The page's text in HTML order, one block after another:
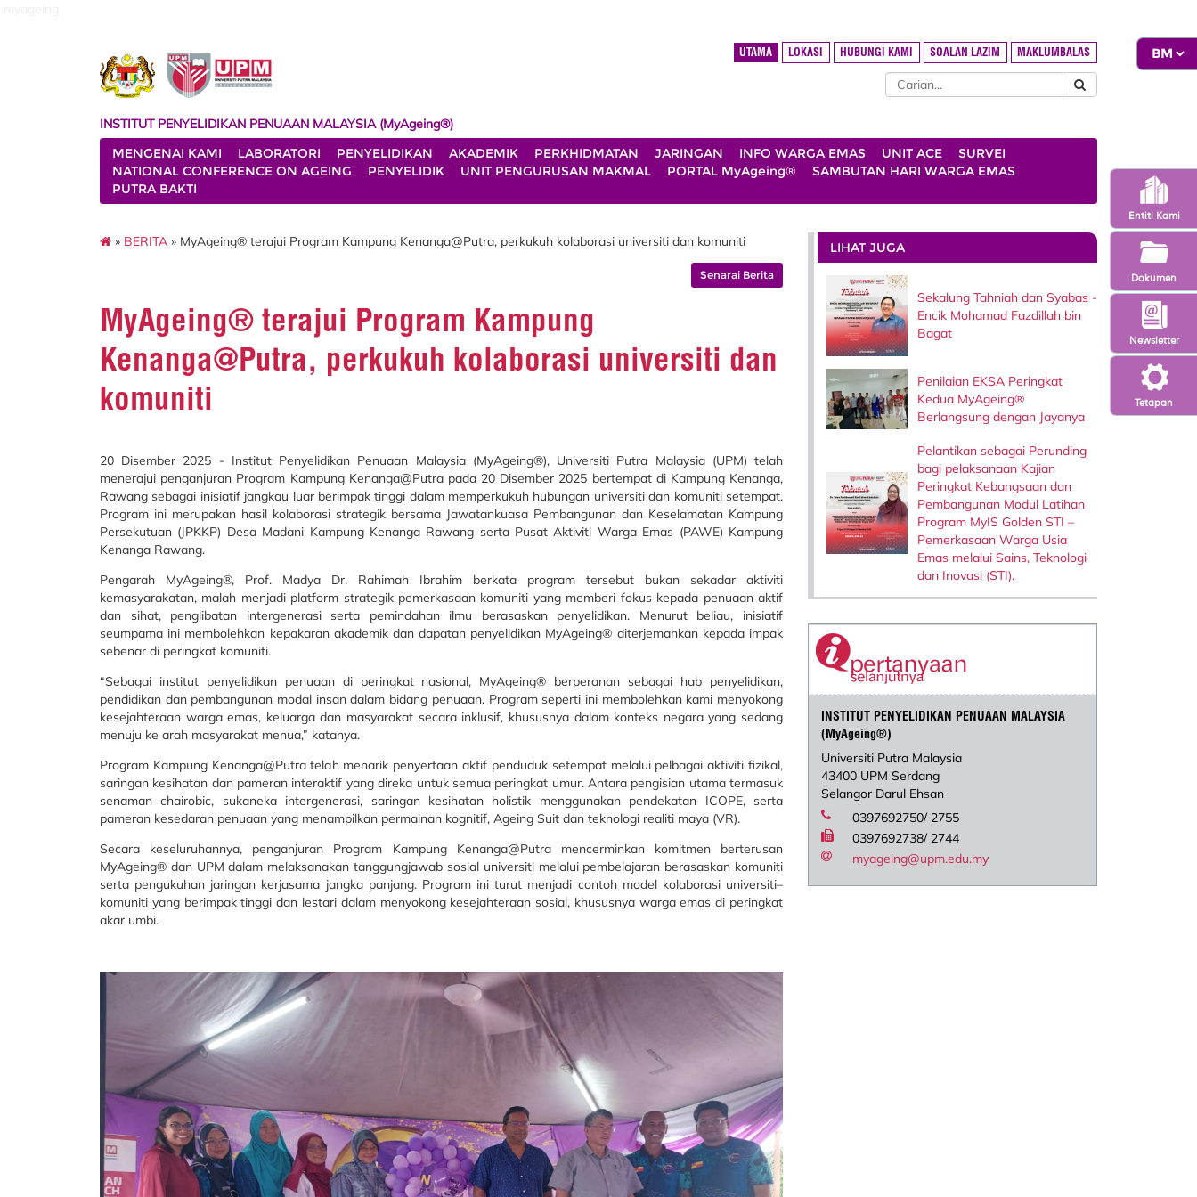
Tetapan
Newsletter
Entiti Kami
Dokumen
UTAMA LOKASI HUBUNGI KAMI SOALAN LAZIM MAKLUMBALAS
INSTITUT PENYELIDIKAN PENUAAN MALAYSIA (MyAgeing®)
MENGENAI KAMI
LABORATORI PENYELIDIKAN AKADEMIK PERKHIDMATAN JARINGAN INFO WARGA EMAS UNIT ACE
SURVEI
NATIONAL CONFERENCE ON AGEING
PENYELIDIK UNIT PENGURUSAN MAKMAL PORTAL MyAgeing®
SAMBUTAN HARI WARGA EMAS
PUTRA BAKTI
» BERITA » MyAgeing® terajui Program Kampung Kenanga@Putra, perkukuh kolaborasi universiti dan komuniti
Senarai Berita
MyAgeing® terajui Program Kampung
Kenanga@Putra, perkukuh kolaborasi universiti dan
komuniti
20 Disember 2025 - Institut Penyelidikan Penuaan Malaysia (MyAgeing®), Universiti Putra Malaysia (UPM) telah
menerajui penganjuran Program Kampung Kenanga@Putra pada 20 Disember 2025 bertempat di Kampung Kenanga,
Rawang sebagai inisiatif jangkau luar berimpak tinggi dalam memperkukuh hubungan universiti dan komuniti setempat.
Program ini merupakan hasil kolaborasi strategik bersama Jawatankuasa Pembangunan dan Keselamatan Kampung
Persekutuan (JPKKP) Desa Madani Kampung Kenanga Rawang serta Pusat Aktiviti Warga Emas (PAWE) Kampung
Kenanga Rawang.
Pengarah MyAgeing®, Prof. Madya Dr. Rahimah Ibrahim berkata program tersebut bukan sekadar aktiviti
kemasyarakatan, malah menjadi platform strategik pemerkasaan komuniti yang memberi fokus kepada penuaan aktif
dan sihat, penglibatan intergenerasi serta pemindahan ilmu berasaskan penyelidikan. Menurut beliau, inisiatif
seumpama ini membolehkan kepakaran akademik dan dapatan penyelidikan MyAgeing® diterjemahkan kepada impak
sebenar di peringkat komuniti.
“Sebagai institut penyelidikan penuaan di peringkat nasional, MyAgeing® berperanan sebagai hab penyelidikan,
pendidikan dan pembangunan modal insan dalam bidang penuaan. Program seperti ini membolehkan kami menyokong
kesejahteraan warga emas, keluarga dan masyarakat secara inklusif, khususnya dalam konteks negara yang sedang
menuju ke arah masyarakat menua,” katanya.
Program Kampung Kenanga@Putra telah menarik penyertaan aktif penduduk setempat melalui pelbagai aktiviti fizikal,
saringan kesihatan dan pameran interaktif yang direka untuk semua peringkat umur. Antara pengisian utama termasuk
senaman chairobic, sukaneka intergenerasi, saringan kesihatan holistik menggunakan pendekatan ICOPE, serta
pameran kesedaran penuaan yang menampilkan permainan kognitif, Ageing Suit dan teknologi realiti maya (VR).
Secara keseluruhannya, penganjuran Program Kampung Kenanga@Putra mencerminkan komitmen berterusan
MyAgeing® dan UPM dalam melaksanakan tanggungjawab sosial universiti melalui pembelajaran berasaskan komuniti
serta pengukuhan jaringan kerjasama jangka panjang. Program ini turut menjadi contoh model kolaborasi universiti–
komuniti yang berimpak tinggi dan lestari dalam menyokong kesejahteraan sosial, khususnya warga emas di peringkat
akar umbi.
LIHAT JUGA
Sekalung Tahniah dan Syabas -
Encik Mohamad Fazdillah bin
Bagat
Penilaian EKSA Peringkat
Kedua MyAgeing®
Berlangsung dengan Jayanya
Pelantikan sebagai Perunding
bagi pelaksanaan Kajian
Peringkat Kebangsaan dan
Pembangunan Modul Latihan
Program MyIS Golden STI –
Pemerkasaan Warga Usia
Emas melalui Sains, Teknologi
dan Inovasi (STI).
INSTITUT PENYELIDIKAN PENUAAN MALAYSIA
(MyAgeing®)
Universiti Putra Malaysia
43400 UPM Serdang
Selangor Darul Ehsan
0397692750/ 2755
0397692738/ 2744
myageing@upm.edu.my